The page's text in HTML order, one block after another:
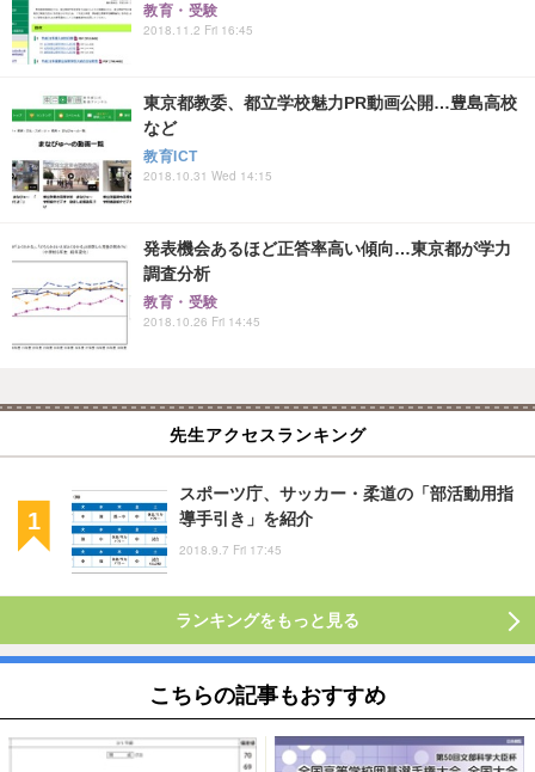
教育・受験
2018.11.2 Fri 16:45
東京都教委、都立学校魅力PR動画公開…豊島高校
など
教育ICT
2018.10.31 Wed 14:15
発表機会あるほど正答率高い傾向…東京都が学力
調査分析
教育・受験
2018.10.26 Fri 14:45
先生アクセスランキング
スポーツ庁、サッカー・柔道の「部活動用指
導手引き」を紹介
2018.9.7 Fri 17:45
ランキングをもっと見る
こちらの記事もおすすめ